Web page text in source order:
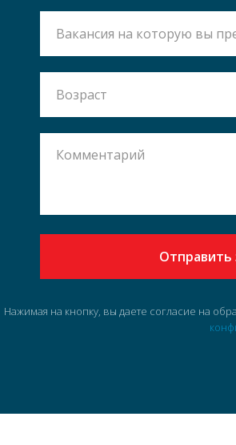
Отправить
Нажимая на кнопку, вы даете согласие на